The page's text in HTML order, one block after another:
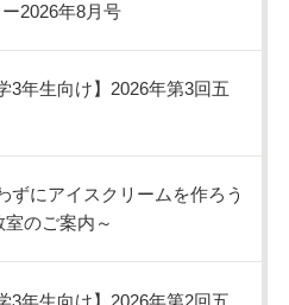
2026年8月号
3年生向け】2026年第3回五
ずにアイスクリームを作ろう
室のご案内～
3年生向け】2026年第2回五